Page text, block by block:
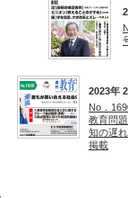
2023年
No．
教育問
知の遅
掲載